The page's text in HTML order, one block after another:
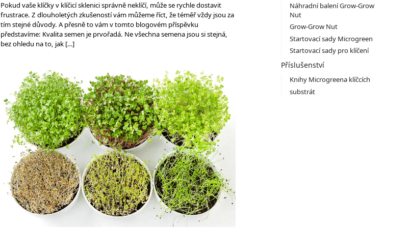
Pokud vaše klíčky v klíčicí sklenici správně neklíčí, může se rychle dostavit
frustrace. Z dlouholetých zkušeností vám můžeme říct, že téměř vždy jsou za
tím stejné důvody. A přesně to vám v tomto blogovém příspěvku
představíme: Kvalita semen je prvořadá. Ne všechna semena jsou si stejná,
bez ohledu na to, jak […]
Náhradní balení Grow-Grow
Nut
Grow-Grow Nut
Startovací sady Microgreen
Startovací sady pro klíčení
Příslušenství
Knihy Microgreena klíčcích
substrát